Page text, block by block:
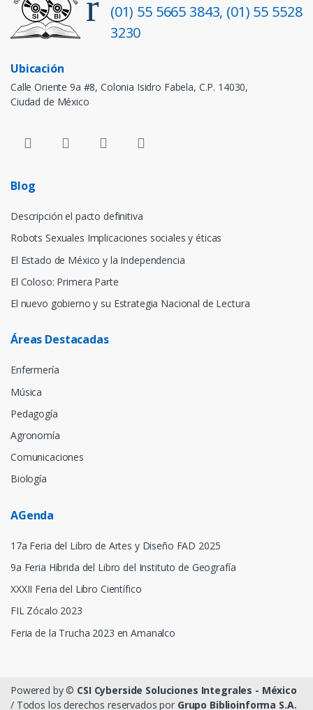
(01) 55 5665 3843, (01) 55 5528
3230
Ubicación
Calle Oriente 9a #8, Colonia Isidro Fabela, C.P. 14030,
Ciudad de México
Blog
Descripción el pacto definitiva
Robots Sexuales Implicaciones sociales y éticas
El Estado de México y la Independencia
El Coloso: Primera Parte
El nuevo gobierno y su Estrategia Nacional de Lectura
Áreas Destacadas
Enfermería
Música
Pedagogía
Agronomía
Comunicaciones
Biología
AGenda
17a Feria del Libro de Artes y Diseño FAD 2025
9a Feria Híbrida del Libro del Instituto de Geografía
XXXII Feria del Libro Científico
FIL Zócalo 2023
Feria de la Trucha 2023 en Amanalco
Powered by © CSI Cyberside Soluciones Integrales - México
/ Todos los derechos reservados por Grupo Biblioinforma S.A.